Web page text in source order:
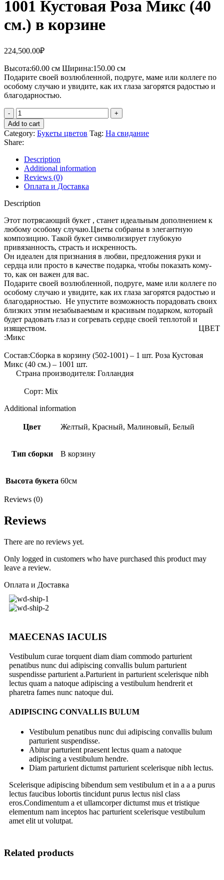
1001 Кустовая Роза Микс (40
см.) в корзине
224,500.00₽
Высота:60.00 см Ширина:150.00 см
Подарите своей возлюбленной, подруге, маме или коллеге по
особому случаю и увидите, как их глаза загорятся радостью и
благодарностью.
Add to cart
Category: Букеты цветов Tag: На свидание
Share:
Description
Additional information
Reviews (0)
Оплата и Доставка
Description
Этот потрясающий букет , станет идеальным дополнением к
любому особому случаю.Цветы собраны в элегантную
композицию. Такой букет символизирует глубокую
привязанность, страсть и искренность.
Он идеален для признания в любви, предложения руки и
сердца или просто в качестве подарка, чтобы показать кому-
то, как он важен для вас.
Подарите своей возлюбленной, подруге, маме или коллеге по
особому случаю и увидите, как их глаза загорятся радостью и
благодарностью. Не упустите возможность порадовать своих
близких этим незабываемым и красивым подарком, который
будет радовать глаз и согревать сердце своей теплотой и
изяществом. ЦВЕТ
:Микс
Состав:Сборка в корзину (502-1001) – 1 шт. Роза Кустовая
Микс (40 см.) – 1001 шт.
Страна производителя: Голландия
Сорт: Mix
Additional information
Цвет Желтый, Красный, Малиновый, Белый
Тип сборки В корзину
Высота букета 60см
Reviews (0)
Reviews
There are no reviews yet.
Only logged in customers who have purchased this product may
leave a review.
Оплата и Доставка
MAECENAS IACULIS
Vestibulum curae torquent diam diam commodo parturient
penatibus nunc dui adipiscing convallis bulum parturient
suspendisse parturient a.Parturient in parturient scelerisque nibh
lectus quam a natoque adipiscing a vestibulum hendrerit et
pharetra fames nunc natoque dui.
ADIPISCING CONVALLIS BULUM
Vestibulum penatibus nunc dui adipiscing convallis bulum
parturient suspendisse.
Abitur parturient praesent lectus quam a natoque
adipiscing a vestibulum hendre.
Diam parturient dictumst parturient scelerisque nibh lectus.
Scelerisque adipiscing bibendum sem vestibulum et in a a a purus
lectus faucibus lobortis tincidunt purus lectus nisl class
eros.Condimentum a et ullamcorper dictumst mus et tristique
elementum nam inceptos hac parturient scelerisque vestibulum
amet elit ut volutpat.
Related products